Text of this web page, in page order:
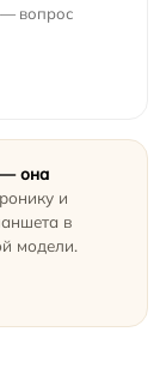
— вопрос
— она
и
в
модели.